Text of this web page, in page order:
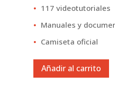
117 videotutoriales
Manuales y
Camiseta oficial
Añadir al carrito